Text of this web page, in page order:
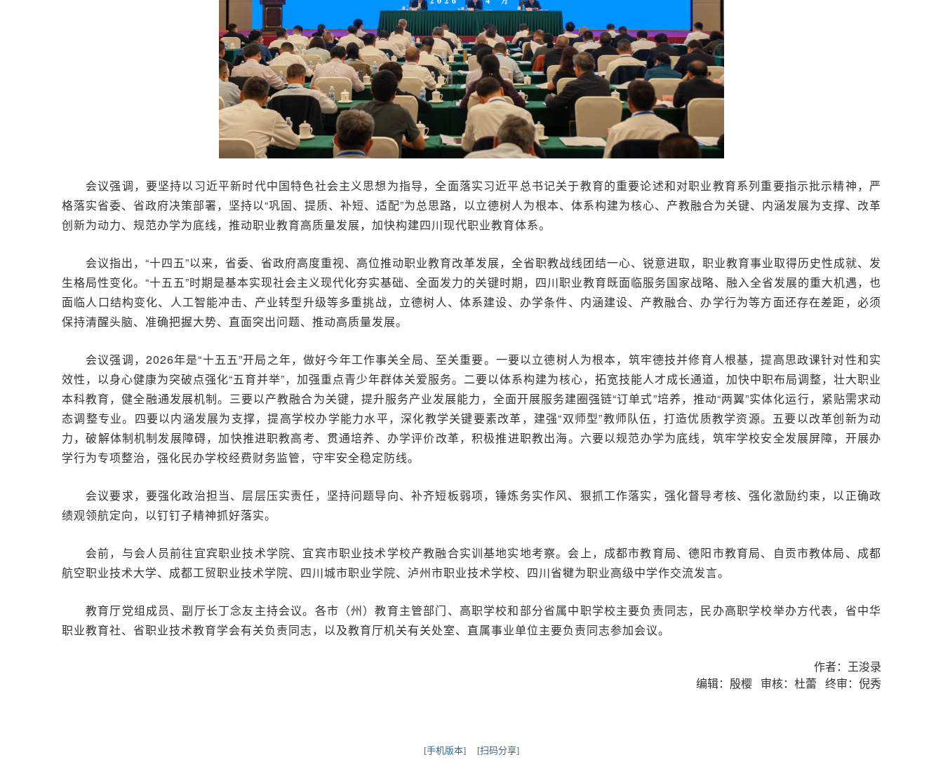
会议强调，要坚持以习近平新时代中国特色社会主义思想为指导，全面落实习近平总书记关于教育的重要论述和对职业教育系列重要指示批示精神，严
格落实省委、省政府决策部署，坚持以“巩固、提质、补短、适配”为总思路，以立德树人为根本、体系构建为核心、产教融合为关键、内涵发展为支撑、改革
创新为动力、规范办学为底线，推动职业教育高质量发展，加快构建四川现代职业教育体系。
会议指出，“十四五”以来，省委、省政府高度重视、高位推动职业教育改革发展，全省职教战线团结一心、锐意进取，职业教育事业取得历史性成就、发
生格局性变化。“十五五”时期是基本实现社会主义现代化夯实基础、全面发力的关键时期，四川职业教育既面临服务国家战略、融入全省发展的重大机遇，也
面临人口结构变化、人工智能冲击、产业转型升级等多重挑战，立德树人、体系建设、办学条件、内涵建设、产教融合、办学行为等方面还存在差距，必须
保持清醒头脑、准确把握大势、直面突出问题、推动高质量发展。
会议强调，2026年是“十五五”开局之年，做好今年工作事关全局、至关重要。一要以立德树人为根本，筑牢德技并修育人根基，提高思政课针对性和实
效性，以身心健康为突破点强化“五育并举”，加强重点青少年群体关爱服务。二要以体系构建为核心，拓宽技能人才成长通道，加快中职布局调整，壮大职业
本科教育，健全融通发展机制。三要以产教融合为关键，提升服务产业发展能力，全面开展服务建圈强链“订单式”培养，推动“两翼”实体化运行，紧贴需求动
态调整专业。四要以内涵发展为支撑，提高学校办学能力水平，深化教学关键要素改革，建强“双师型”教师队伍，打造优质教学资源。五要以改革创新为动
力，破解体制机制发展障碍，加快推进职教高考、贯通培养、办学评价改革，积极推进职教出海。六要以规范办学为底线，筑牢学校安全发展屏障，开展办
学行为专项整治，强化民办学校经费财务监管，守牢安全稳定防线。
会议要求，要强化政治担当、层层压实责任，坚持问题导向、补齐短板弱项，锤炼务实作风、狠抓工作落实，强化督导考核、强化激励约束，以正确政
绩观领航定向，以钉钉子精神抓好落实。
会前，与会人员前往宜宾职业技术学院、宜宾市职业技术学校产教融合实训基地实地考察。会上，成都市教育局、德阳市教育局、自贡市教体局、成都
航空职业技术大学、成都工贸职业技术学院、四川城市职业学院、泸州市职业技术学校、四川省犍为职业高级中学作交流发言。
教育厅党组成员、副厅长丁念友主持会议。各市（州）教育主管部门、高职学校和部分省属中职学校主要负责同志，民办高职学校举办方代表，省中华
职业教育社、省职业技术教育学会有关负责同志，以及教育厅机关有关处室、直属事业单位主要负责同志参加会议。
作者：王浚录
编辑：殷樱 审核：杜蕾 终审：倪秀
[手机版本] [扫码分享]